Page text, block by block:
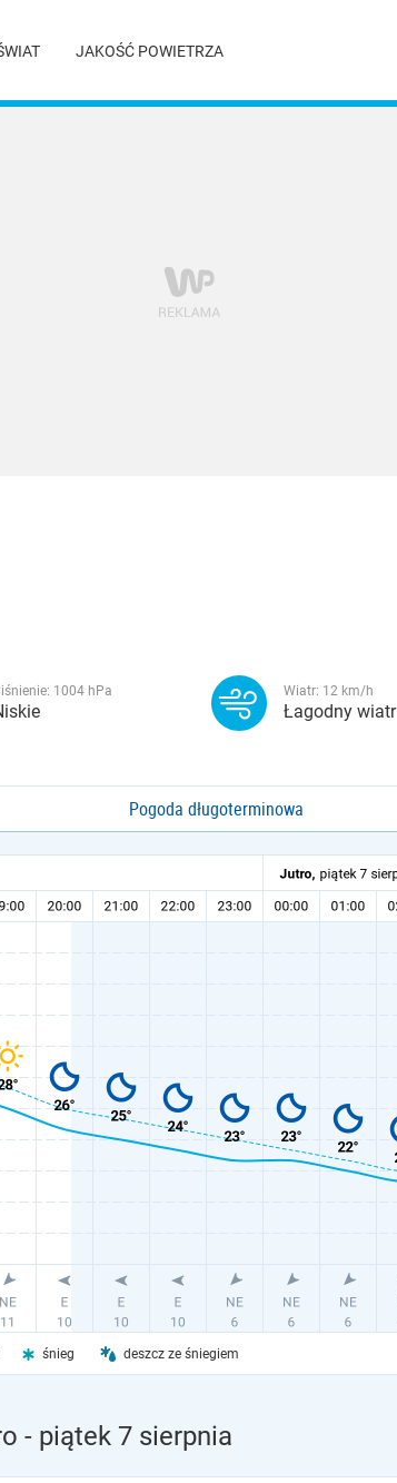
JAKOŚĆ POWIETRZA
1004 hPa Wiatr: 12 km/h
Łagodny wiatr
Pogoda długoterminowa
śnieg deszcz ze śniegiem
- piątek 7 sierpnia